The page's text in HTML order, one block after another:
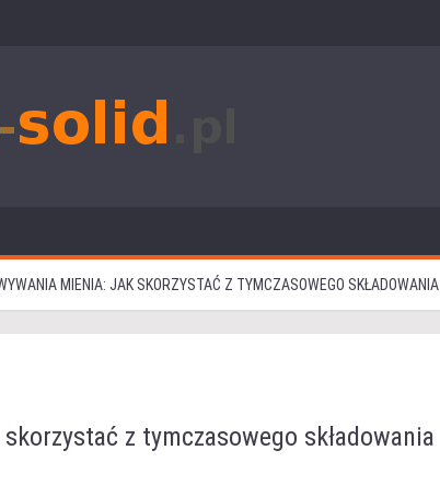
MIENIA: JAK SKORZYSTAĆ Z TYMCZASOWEGO SKŁADOWANIA
z tymczasowego składowania